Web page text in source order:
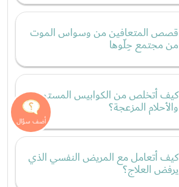
قصص المتعافين من وسواس الموت
من مجتمع حِلّوها
كيف أتخلص من الكوابيس المستمرة
والأحلام المزعجة؟
كيف أتعامل مع المريض النفسي الذي
يرفض العلاج؟